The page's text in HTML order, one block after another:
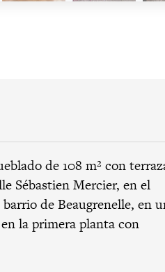
de 108 m² con
Sébastien Mercier, en el
de Beaugrenelle, en
la primera planta con